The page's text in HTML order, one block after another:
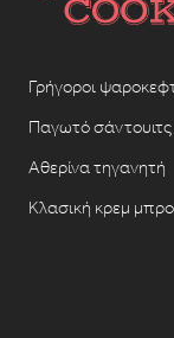
Γρήγοροι
Παγωτό
Αθερίνα τηγανητή
Κλασική κρεμ